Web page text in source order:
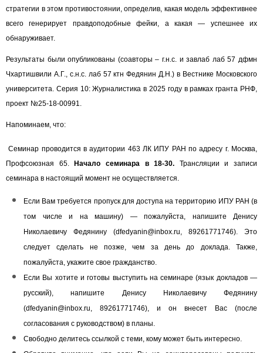
стратегии в этом противостоянии, определив, какая модель эффективнее
всего генерирует правдоподобные фейки, а какая — успешнее их
обнаруживает.
Результаты были опубликованы (соавторы – г.н.с. и завлаб лаб 57 дфмн
Чхартишвили А.Г., с.н.с. лаб 57 ктн Федянин Д.Н.) в Вестнике Московского
университета. Серия 10: Журналистика в 2025 году в рамках гранта РНФ,
проект №25-18-00991
Напоминаем, что:
Семинар проводится в аудитории 463 ЛК ИПУ РАН по адресу г. Москва,
Профсоюзная 65.Начало семинара в 18-30. Трансляции и записи
семинара в настоящий момент не осуществляется.
Если Вам требуется пропуск для доступа на территорию ИПУ РАН (в
том числе и на машину) — пожалуйста, напишите Денису
Николаевичу Федянину (dfedyanin@inbox.ru , 89261771746). Это
следует сделать не позже, чем за день до доклада. Также,
пожалуйста, укажите свое гражданство.
Если Вы хотите и готовы выступить на семинаре (язык докладов —
русский), напишите Денису Николаевичу Федянину
(dfedyanin@inbox.ru , 89261771746), и он внесет Вас (после
согласования с руководством) в планы.
Свободно делитесь ссылкой с теми, кому может быть интересно.